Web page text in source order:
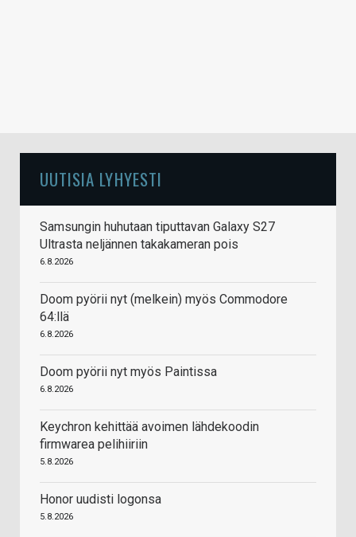
UUTISIA LYHYESTI
Samsungin huhutaan tiputtavan Galaxy S27
Ultrasta neljännen takakameran pois
6.8.2026
Doom pyörii nyt (melkein) myös Commodore
64:llä
6.8.2026
Doom pyörii nyt myös Paintissa
6.8.2026
Keychron kehittää avoimen lähdekoodin
firmwarea pelihiiriin
5.8.2026
Honor uudisti logonsa
5.8.2026